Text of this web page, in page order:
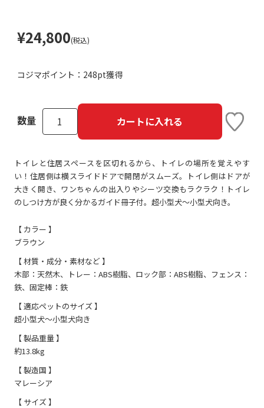
¥24,800(税込)
コジマポイント： 248pt獲得
数量 カートに入れる
トイレと住居スペースを区切れるから、トイレの場所を覚えやす
い！住居側は横スライドドアで開閉がスムーズ。トイレ側はドアが
大きく開き、ワンちゃんの出入りやシーツ交換もラクラク！トイレ
のしつけ方が良く分かるガイド冊子付。超小型犬～小型犬向き。
【 カラー 】
ブラウン
【 材質・成分・素材など 】
木部：天然木、トレー：ABS樹脂、ロック部：ABS樹脂、フェンス：
鉄、固定棒：鉄
【 適応ペットのサイズ 】
超小型犬～小型犬向き
【 製品重量 】
約13.8kg
【 製造国 】
マレーシア
【 サイズ 】